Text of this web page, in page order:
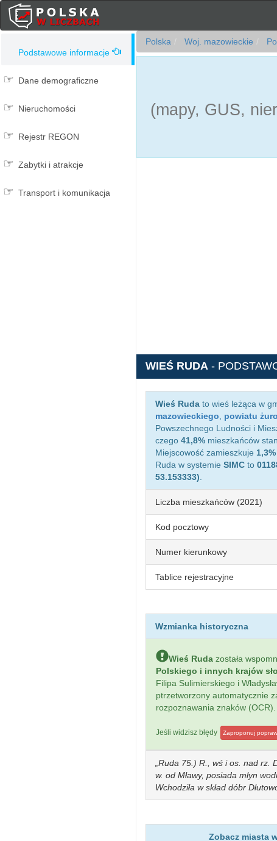
Podstawowe informacje
Dane demograficzne
Nieruchomości
Rejestr REGON
Zabytki i atrakcje
Transport i komunikacja
Polska Woj. mazowieckie
(mapy, GUS,
WIEŚ RUDA -
Wieś Ruda to wieś leżąca w
mazowieckiego
powiatu
Powszechnego Ludności i
czego 41,8% mieszkańców
Miejscowość zamieszkuje 1,3%
Ruda w systemie SIMC to
53.153333)
Liczba mieszkańców (2021)
Kod pocztowy
Numer kierunkowy
Tablice rejestracyjne
Wzmianka historyczna
Wieś Ruda została
Polskiego i innych krajów
Filipa Sulimierskiego i
ptrzetworzony automatycznie
rozpoznawania znaków (OCR).
Jeśli widzisz błędy Zaproponuj
Ruda 75.) R., wś i os. nad rz.
w. od Mławy, posiada młyn
Wchodziła w skład dóbr
Zobacz miasta